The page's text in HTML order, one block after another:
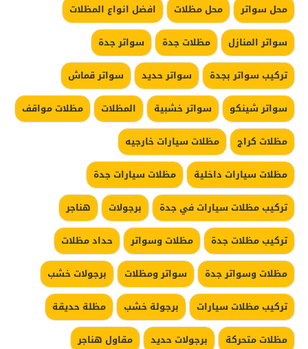
محل سواتر
محل مظلات
افضل انواع المظلات
سواتر المنازل
مظلات جدة
سواتر جدة
تركيب سواتر بجدة
سواتر حديد
سواتر قماش
سواتر شينكو
سواتر خشبية المظلات
مظلات مواقف
مظلات كراج
مظلات سيارات خارجيه
مظلات سيارات داخلية
مظلات سيارات جدة
تركيب مظلات سيارات في جدة
برجولات
هناجر
تركيب مظلات جدة
مظلات وسواتر
حداد مظلات
مظلات وسواتر جدة
سواتر ومظلات
برجولات خشب
تركيب مظلات سيارات
برجولة خشب
مظلة حديقة
مظلات متحركة
برجولات حديد
مقاول هناجر